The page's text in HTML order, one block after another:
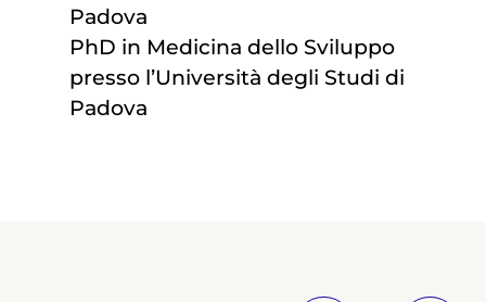
Padova
PhD in Medicina dello Sviluppo
presso l’Università degli Studi di
Padova